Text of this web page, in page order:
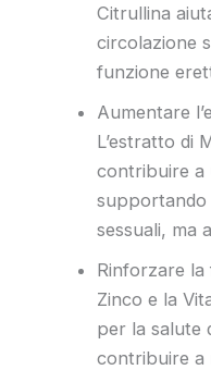
Citrullina
circolazione
funzione
Aumentare
L’estratto di
contribuire a
supportando
sessuali, ma
Rinforzare la
Zinco e la
per la salute
contribuire a